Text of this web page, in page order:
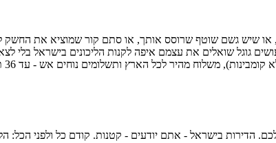
לרוץ בחוץ באוגוסט זה פשוט סיוט. חמסין מטורף, לחות של 90%, ובחורף... טוב, או שיש גשם שוטף שרוסס אותך,
שואלים את עצמם איפה לקנות הליכונים בישראל בלי
הדירות בישראל - אתם יודעים - קטנות. קודם כל ולפני הכל: